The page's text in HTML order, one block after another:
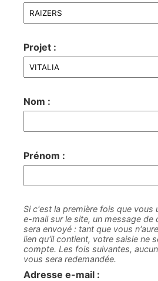
Projet :
Nom :
Prénom :
Si c'est la première fois que vous
e-mail sur le site, un message de
sera envoyé : tant que vous
lien qu'il contient, votre saisie ne
compte. Les fois suivantes,
vous sera redemandée.
Adresse e-mail :